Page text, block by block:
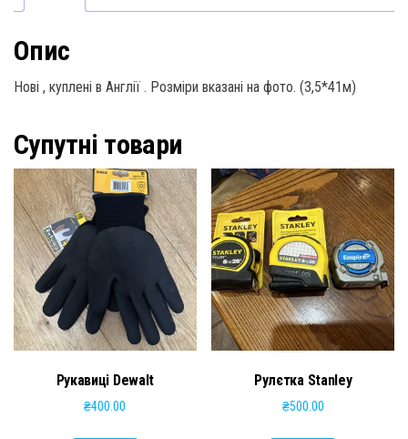
Опис
Нові , куплені в Англії . Розміри вказані на фото. (3,5*41м)
Супутні товари
Рукавиці Dewalt
₴400.00
Рулєтка Stanley
₴500.00